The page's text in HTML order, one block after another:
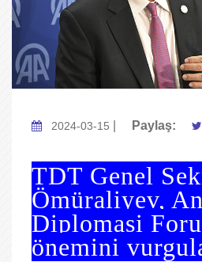
2024-03-15 Paylaş:
TDT Genel
Ömüraliyev,
Diplomasi
önemini